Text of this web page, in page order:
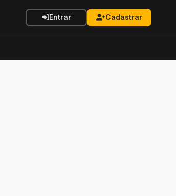
Entrar Cadastrar